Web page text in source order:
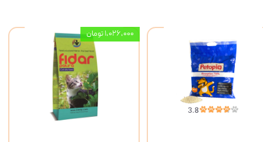
۱,۰۲۶,۰۰۰ تومان